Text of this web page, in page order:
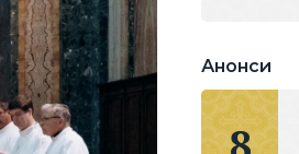
Анонси